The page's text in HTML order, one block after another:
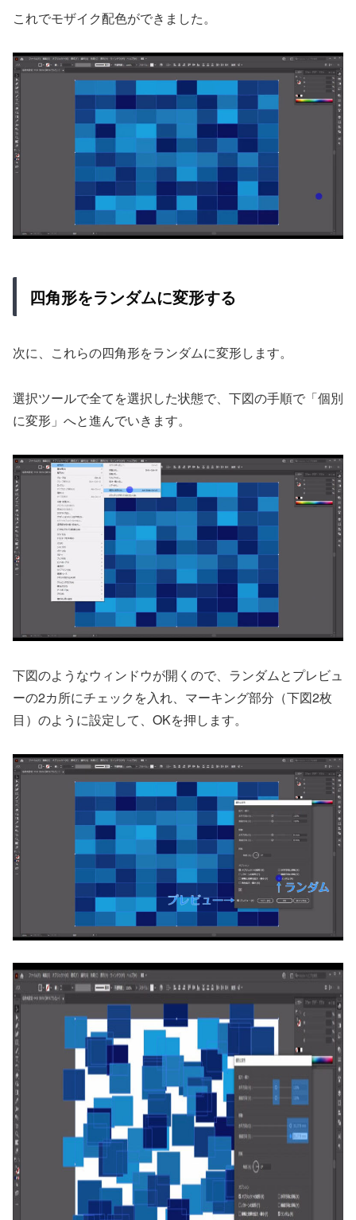
これでモザイク配色ができました。
四角形をランダムに変形する
次に、これらの四角形をランダムに変形します。
選択ツールで全てを選択した状態で、下図の手順で「個別
に変形」へと進んでいきます。
下図のようなウィンドウが開くので、ランダムとプレビュ
ーの2カ所にチェックを入れ、マーキング部分（下図2枚
目）のように設定して、OKを押します。